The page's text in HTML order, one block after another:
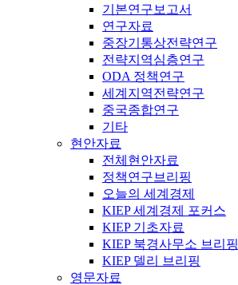
기본연구보고서
연구자료
중장기통상전략연구
전략지역심층연구
ODA 정책연구
세계지역전략연구
중국종합연구
기타
현안자료
전체현안자료
정책연구브리핑
오늘의 세계경제
KIEP 세계경제 포커스
KIEP 기초자료
KIEP 북경사무소 브리핑
KIEP 델리 브리핑
영문자료